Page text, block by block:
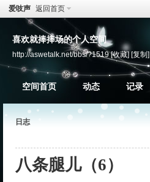
爱吱声 返回首页
喜欢就捧捧场的个人空间
http://aswetalk.net/bbs/?1519 [收藏] [复制]
空间首页 动态 记录
日志
八条腿儿（6）